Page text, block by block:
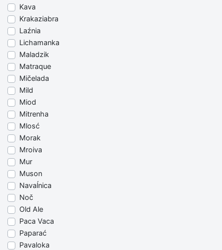
Kava
Krakaziabra
Laźnia
Lichamanka
Maladzik
Matraque
Mičelada
Mild
Miod
Mitrenha
Mlosć
Morak
Mroiva
Mur
Muson
Navaĺnica
Noč
Old Ale
Paca Vaca
Paparać
Pavaloka